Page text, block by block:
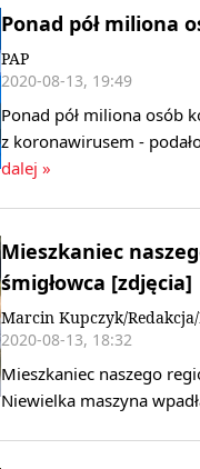
Ponad pół miliona
PAP
2020-08-13, 19:49
Ponad pół miliona osób
z koronawirusem -
dalej »
Mieszkaniec
śmigłowca [zdjęcia]
Marcin Kupczyk/Redakcja/
2020-08-13, 18:32
Mieszkaniec naszego
Niewielka maszyna